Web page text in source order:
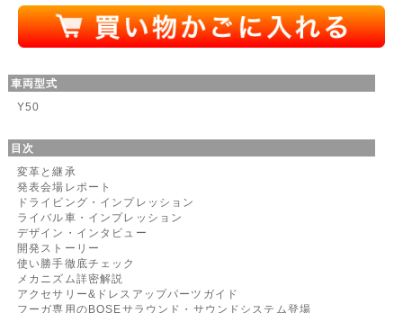
車両型式
Y50
目次
変革と継承
発表会場レポート
ドライビング・インプレッション
ライバル車・インプレッション
デザイン・インタビュー
開発ストーリー
使い勝手徹底チェック
メカニズム詳密解説
アクセサリー&ドレスアップパーツガイド
フーガ専用のBOSEサラウンド・サウンドシステム登場